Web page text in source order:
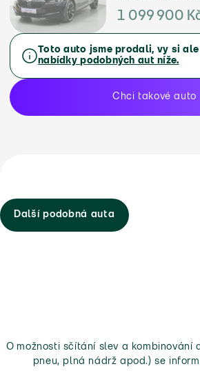
1 099 900
Toto auto jsme prodali, vy si
nabídky podobných aut níže.
Chci takové auto
Další podobná auta
O možnosti sčítání slev a kombinování
pneu, plná nádrž apod.) se